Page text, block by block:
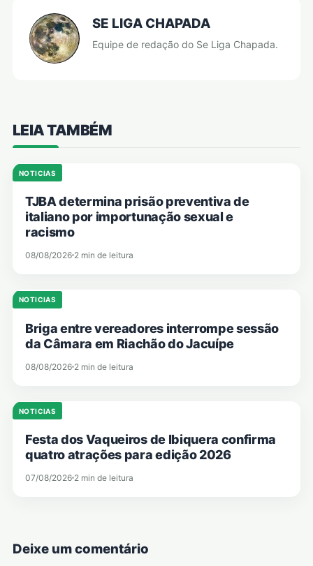
SE LIGA CHAPADA
Equipe de redação do Se Liga Chapada.
LEIA TAMBÉM
NOTICIAS
TJBA determina prisão preventiva de
italiano por importunação sexual e
racismo
08/08/2026 2 min de leitura
NOTICIAS
Briga entre vereadores interrompe sessão
da Câmara em Riachão do Jacuípe
08/08/2026 2 min de leitura
NOTICIAS
Festa dos Vaqueiros de Ibiquera confirma
quatro atrações para edição 2026
07/08/2026 2 min de leitura
Deixe um comentário